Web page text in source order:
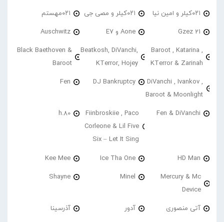
۰۲۱کیلر و امین نیا ۰۲۱کیلر و مصی جی ۰۲۱مهستم
21 Gzez Aone و E7 Auschwitz
Baroot , Katarina ,
KTerror & Zarinah
Beatkosh, DiVanchi,
KTerror, Hojey
Black Baethoven &
Baroot
DiVanchi , Ivankov ,
Baroot & Moonlight
DJ Bankruptcy
Fen
Fen & DiVanchi
Fiinbroskiie , Paco
Corleone & Lil Five
Six – Let It Sing
h.80
HD Man
Ice Tha One
Kee Mee
Mercury & Mc
Device
Minel
Shayne
آتی منصوری آدور آذرسینا